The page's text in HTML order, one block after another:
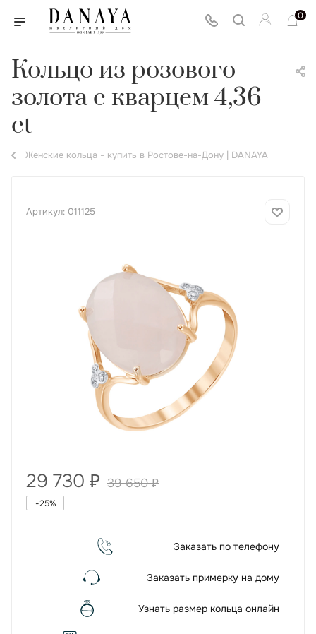
0
Кольцо из розового
золота с кварцем 4,36
ct
Женские кольца - купить в Ростове-на-Дону | DANAYA
Артикул: 011125
29 730 ₽ 39 650₽
-25%
Заказать по телефону
Заказать примерку на дому
Узнать размер кольца онлайн